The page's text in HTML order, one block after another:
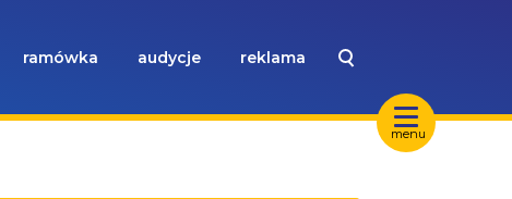
menu
ramówka audycje reklama